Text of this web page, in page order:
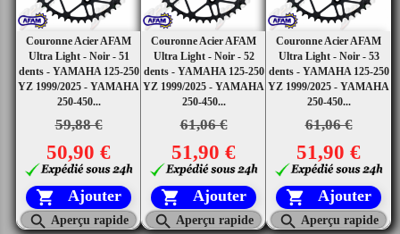
Couronne Acier AFAM
Ultra Light - Noir - 51
dents - YAMAHA 125-250
YZ 1999/2025 - YAMAHA
250-450...
59,88 €
50,90 €
 Ajouter
 Aperçu rapide
Couronne Acier AFAM
Ultra Light - Noir - 52
dents - YAMAHA 125-250
YZ 1999/2025 - YAMAHA
250-450...
61,06 €
51,90 €
 Ajouter
 Aperçu rapide
Couronne Acier AFAM
Ultra Light - Noir - 53
dents - YAMAHA 125-250
YZ 1999/2025 - YAMAHA
250-450...
61,06 €
51,90 €
 Ajouter
 Aperçu rapide